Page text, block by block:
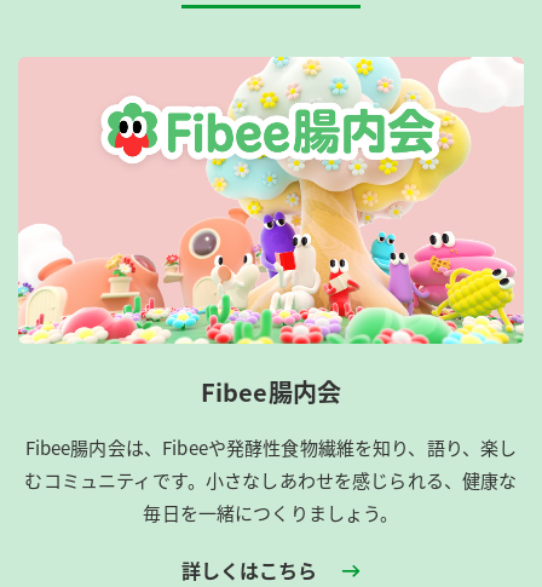
Fibee腸内会
Fibee腸内会は、​Fibeeや発酵性食物繊維を知り、語り、楽し
むコミュニティです。​小さなしあわせを感じられる、健康な
毎日を一緒につくりましょう。
詳しくはこちら